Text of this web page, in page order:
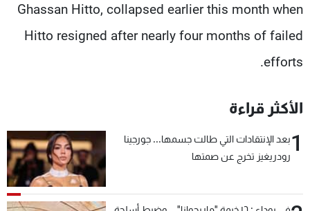
Ghassan Hitto, collapsed earlier this month when
Hitto resigned after nearly four months of failed
efforts.
الأكثر قراءة
1بعد الإنتقادات التي طالت جسمها... جورجينا
رودريغيز تخرج عن صمتها